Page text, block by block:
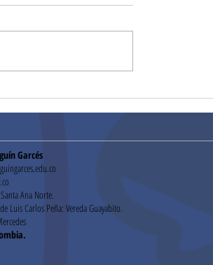
Garcés
Ana Norte.
Luis Carlos Peña: Vereda Guayabito.